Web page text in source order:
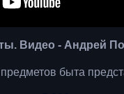
Видео - Андрей
быта